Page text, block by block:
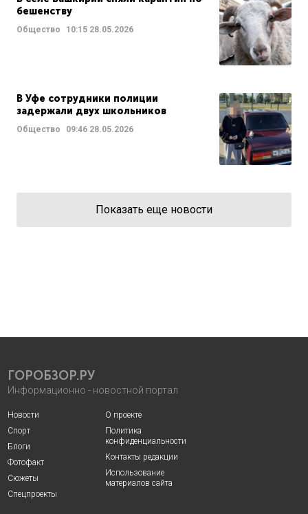
бешенству
Общество 10:15 28.05.2026
В Уфе сотрудники полиции
задержали двух школьников
Общество 09:46 28.05.2026
Показать еще новости
ГОРОБЗОР.РУ
Информационно - новостной портал
Новости
Спорт
Блоги
Фотофакт
Сюжеты
Спецпроекты
О проекте
Политика
конфиденциальности
Контакты редакции
Использование
материалов сайта